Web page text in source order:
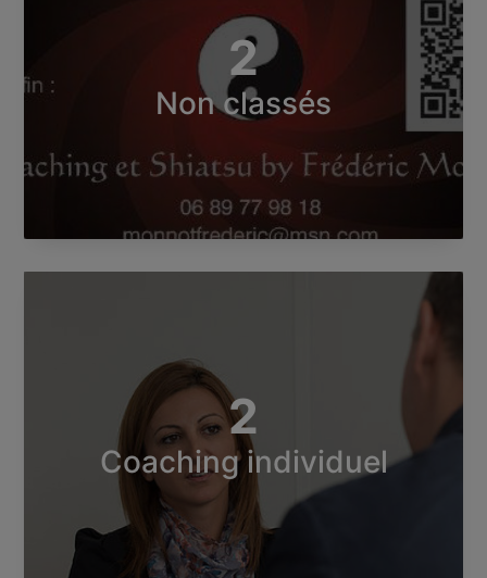
2
Non classés
2
Coaching individuel